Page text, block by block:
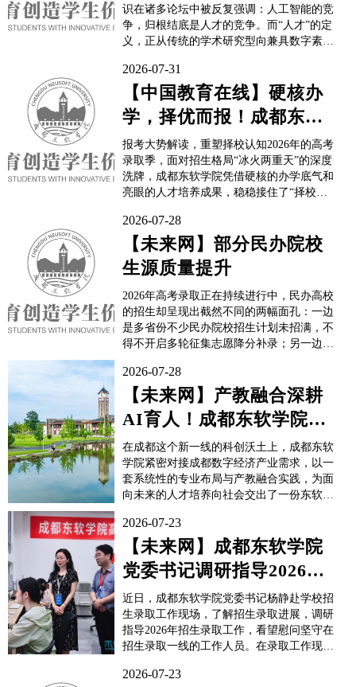
识在诸多论坛中被反复强调：人工智能的竞
争，归根结底是人才的竞争。而“人才”的定
义，正从传统的学术研究型向兼具数字素
移。当大会明确提出“培养具备数字和人文
素养、创新能力和全球视野的人工智能领域
人才”时，中国近三千所高校中，应用型院
校如何承接这一使命，成为教育转型的关键
切口。在成...
2026-07-31
【中国教育在线】硬核办
学，择优而报！成都东软
学院2026本科招生全景解
读
报考大势解读，重塑择校认知2026年的高考
录取季，面对招生格局“冰火两重天”的深度
洗牌，成都东软学院凭借硬核的办学底气和
亮眼的人才培养成果，稳稳接住了“择校升
各省（自治区、直辖市）本科招生录取已近
收官，投档热度持续攀升，首轮满档，分数
线逆势上扬。考生正用分数投票，宣告“择
优而报”的择校新风向，也彻底重塑了...
2026-07-28
【未来网】部分民办院校
生源质量提升
2026年高考录取正在持续进行中，民办高校
的招生却呈现出截然不同的两幅面孔：一边
是多省份不少民办院校招生计划未招满，不
得不开启多轮征集志愿降分补录；另一边是
办院校分数线逆势上涨，部分专业录取分超
越当地公办院校，东软旗下大连、成都、广
东三所高校更是全部实现首轮投档满额，生
源质量持续提升。录取数...
2026-07-28
【未来网】产教融合深耕
AI育人！成都东软学院跑
出高质量就业答卷
在成都这个新一线的科创沃土上，成都东软
学院紧密对接成都数字经济产业需求，以一
套系统性的专业布局与产教融合实践，为面
向未来的人才培养向社会交出了一份东软答
系化覆盖谈到AI赋能教育教学改革，成都东
软学院不是仅增设一两个AI相关专业耳是构
建一个覆盖全校的AI教育生态。相较于新增
专业，学校通识化AI普及布局更具突破性...
2026-07-23
【未来网】成都东软学院
党委书记调研指导2026招
生录取工作
近日，成都东软学院党委书记杨静赴学校招
生录取工作现场，了解招生录取进展，调研
指导2026年招生录取工作，看望慰问坚守在
招生录取一线的工作人员。在录取工作现
情况汇报，详细了解了录取进度、各专业分
2026-07-23